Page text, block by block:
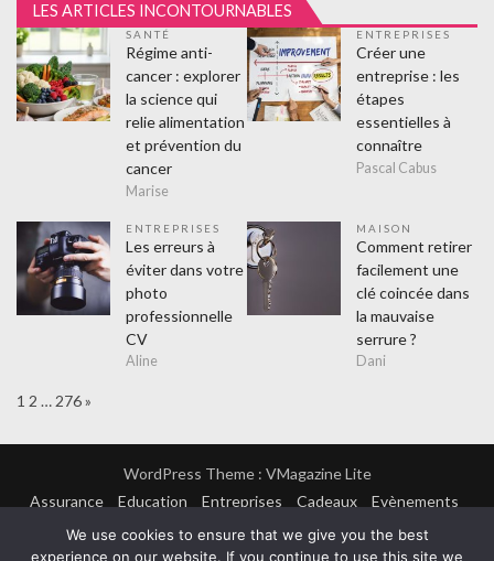
LES ARTICLES INCONTOURNABLES
SANTÉ
Régime anti-
cancer : explorer
la science qui
relie alimentation
et prévention du
cancer
Marise
ENTREPRISES
Créer une
entreprise : les
étapes
essentielles à
connaître
Pascal Cabus
ENTREPRISES
Les erreurs à
éviter dans votre
photo
professionnelle
CV
Aline
MAISON
Comment retirer
facilement une
clé coincée dans
la mauvaise
serrure ?
Dani
Page:
1 2 … 276Next
»
WordPress Theme : VMagazine Lite
Assurance
Education Entreprises Cadeaux
Evènements
Hitech
Mode Sorties Sports Loisirs
Maison
We use cookies to ensure that we give you the best
experience on our website. If you continue to use this site we